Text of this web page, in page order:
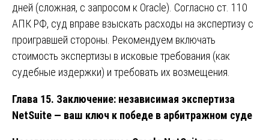
дней (сложная, с запросом к Oracle). Согласно ст. 110
АПК РФ, суд вправе взыскать расходы на экспертизу с
проигравшей стороны. Рекомендуем включать
стоимость экспертизы в исковые требования (как
судебные издержки) и требовать их возмещения.
Глава 15. Заключение: независимая экспертиза
NetSuite — ваш ключ к победе в арбитражном суде